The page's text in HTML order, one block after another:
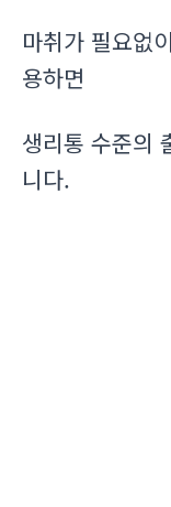
마취가 필요없
용하면
생리통 수준의
니다.